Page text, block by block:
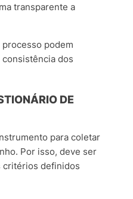
transparente a
podem
dos
DE
para coletar
Por isso, deve ser
critérios definidos